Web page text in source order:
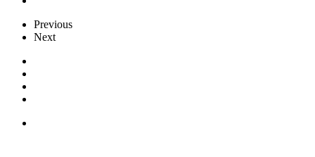
Previous
Next